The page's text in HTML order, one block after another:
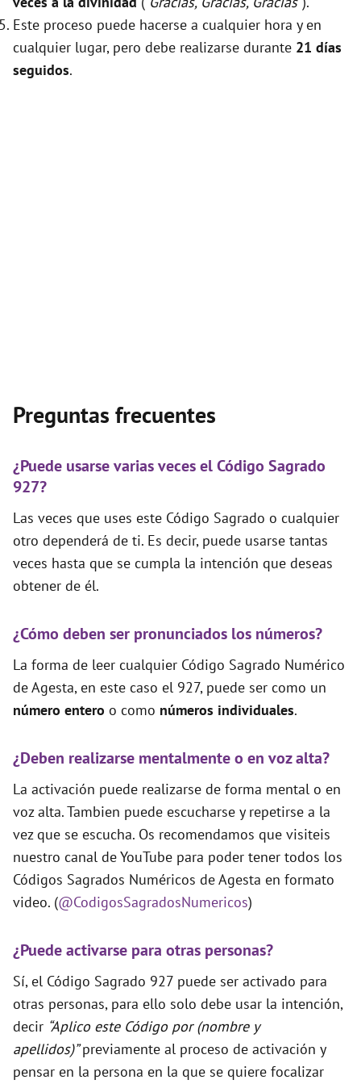
Este proceso puede hacerse a cualquier hora y en
cualquier lugar, pero debe realizarse durante 21 días
seguidos.
Preguntas frecuentes
¿Puede usarse varias veces el Código Sagrado
927?
Las veces que uses este Código Sagrado o cualquier
otro dependerá de ti. Es decir, puede usarse tantas
veces hasta que se cumpla la intención que deseas
obtener de él.
¿Cómo deben ser pronunciados los números?
La forma de leer cualquier Código Sagrado Numérico
de Agesta, en este caso el 927, puede ser como un
número entero o como números individuales.
¿Deben realizarse mentalmente o en voz alta?
La activación puede realizarse de forma mental o en
voz alta. Tambien puede escucharse y repetirse a la
vez que se escucha. Os recomendamos que visiteis
nuestro canal de YouTube para poder tener todos los
Códigos Sagrados Numéricos de Agesta en formato
video. (@CodigosSagradosNumericos)
¿Puede activarse para otras personas?
Sí, el Código Sagrado 927 puede ser activado para
otras personas, para ello solo debe usar la intención,
decir “Aplico este Código por (nombre y
apellidos)”previamente al proceso de activación y
pensar en la persona en la que se quiere focalizar